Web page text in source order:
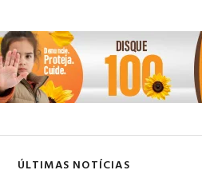
ÚLTIMAS NOTÍCIAS